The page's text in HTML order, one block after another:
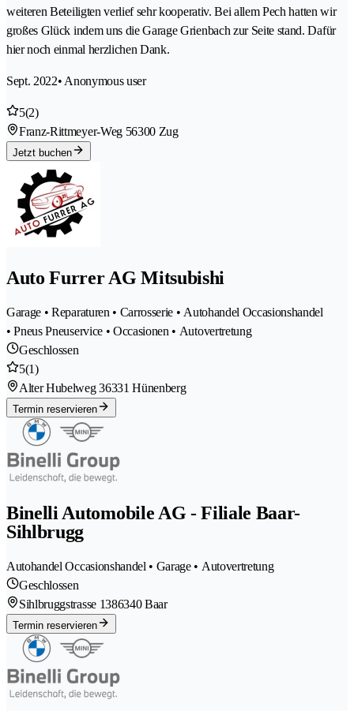
weiteren Beteiligten verlief sehr kooperativ. Bei allem Pech hatten wir
großes Glück indem uns die Garage Grienbach zur Seite stand. Dafür
hier noch einmal herzlichen Dank.
Sept. 2022• Anonymous user
5(2)
Franz-Rittmeyer-Weg 56300 Zug
Jetzt buchen
Auto Furrer AG Mitsubishi
Garage • Reparaturen • Carrosserie • Autohandel Occasionshandel
• Pneus Pneuservice • Occasionen • Autovertretung
Geschlossen
5(1)
Alter Hubelweg 36331 Hünenberg
Termin reservieren
Binelli Automobile AG - Filiale Baar-
Sihlbrugg
Autohandel Occasionshandel • Garage • Autovertretung
Geschlossen
Sihlbruggstrasse 1386340 Baar
Termin reservieren